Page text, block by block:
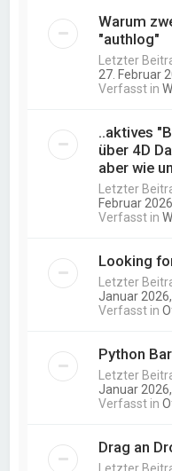
Warum
"authlog"
Letzter
27. Februar
Verfasst in
..aktives
über 4D
aber wie
Letzter
Februar
Verfasst in
Looking
Letzter
Januar
Verfasst in
Python
Letzter
Januar
Verfasst in
Drag an